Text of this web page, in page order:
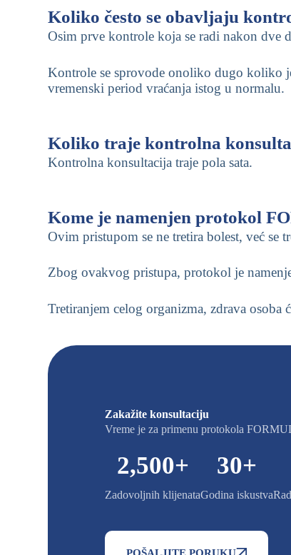
Koliko često se obavljaju
Osim prve kontrole koja se radi nakon dve
Kontrole se sprovode onoliko dugo koliko
vremenski period vraćanja istog u normalu.
Koliko traje kontrolna
Kontrolna konsultacija traje pola sata.
Kome je namenjen protokol
Ovim pristupom se ne tretira bolest, već se
Zbog ovakvog pristupa, protokol je
Tretiranjem celog organizma, zdrava
Zakažite konsultaciju
Vreme je za primenu protokola
Zadovoljnih klijenata
2,500+
Godina iskustva
30+